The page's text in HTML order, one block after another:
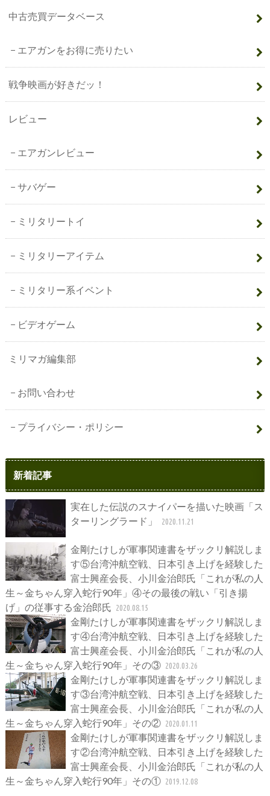
中古売買データベース
エアガンをお得に売りたい
戦争映画が好きだッ！
レビュー
エアガンレビュー
サバゲー
ミリタリートイ
ミリタリーアイテム
ミリタリー系イベント
ビデオゲーム
ミリマガ編集部
お問い合わせ
プライバシー・ポリシー
新着記事
実在した伝説のスナイパーを描いた映画「ス
ターリングラード」
2020.11.21
金剛たけしが軍事関連書をザックリ解説しま
す⑤台湾沖航空戦、日本引き上げを経験した
富士興産会長、小川金治郎氏「これが私の人
生～金ちゃん穿入蛇行90年」④その最後の戦い「引き揚
げ」の従事する金治郎氏 2020.08.15
金剛たけしが軍事関連書をザックリ解説しま
す④台湾沖航空戦、日本引き上げを経験した
富士興産会長、小川金治郎氏「これが私の人
生～金ちゃん穿入蛇行90年」その③ 2020.03.26
金剛たけしが軍事関連書をザックリ解説しま
す③台湾沖航空戦、日本引き上げを経験した
富士興産会長、小川金治郎氏「これが私の人
生～金ちゃん穿入蛇行90年」その② 2020.01.11
金剛たけしが軍事関連書をザックリ解説しま
す②台湾沖航空戦、日本引き上げを経験した
富士興産会長、小川金治郎氏「これが私の人
生～金ちゃん穿入蛇行90年」その① 2019.12.08